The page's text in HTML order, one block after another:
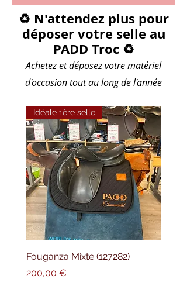
♻️ N'attendez plus pour
déposer votre selle au
PADD Troc ♻️
Achetez et déposez votre matériel
d'occasion tout au long de l'année
Idéale 1ère selle
Fouganza Mixte (127282)
Prix
200,00 €
Prix